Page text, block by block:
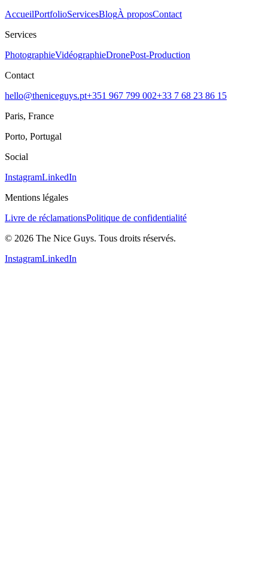
AccueilPortfolioServicesBlogÀ proposContact
Services
PhotographieVidéographieDronePost-Production
Contact
hello@theniceguys.pt+351 967 799 002+33 7 68 23 86 15
Paris, France
Porto, Portugal
Social
InstagramLinkedIn
Mentions légales
Livre de réclamationsPolitique de confidentialité
© 2026 The Nice Guys. Tous droits réservés.
InstagramLinkedIn